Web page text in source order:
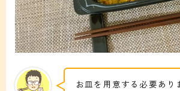
お皿を用意する必要あり